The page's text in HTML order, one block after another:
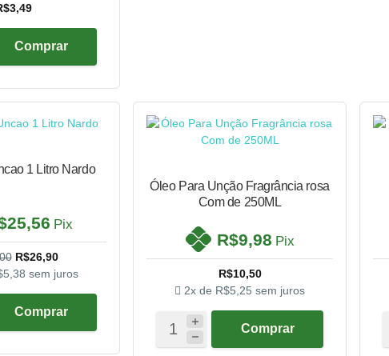
Comprar
1 Litro Nardo
Pix
R$26,90
sem juros
Comprar
Óleo Para Unção Fragrância rosa
Com de 250ML
R$9,98 Pix
R$10,50
2x de R$5,25 sem juros
Comprar